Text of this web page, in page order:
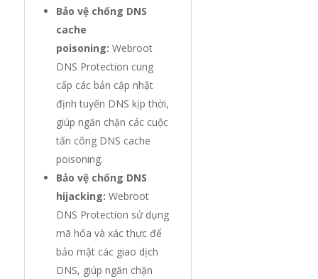
Bảo vệ chống DNS
cache
poisoning: Webroot
DNS Protection cung
cấp các bản cập nhật
định tuyến DNS kịp thời,
giúp ngăn chặn các cuộc
tấn công DNS cache
poisoning.
Bảo vệ chống DNS
hijacking: Webroot
DNS Protection sử dụng
mã hóa và xác thực để
bảo mật các giao dịch
DNS, giúp ngăn chặn